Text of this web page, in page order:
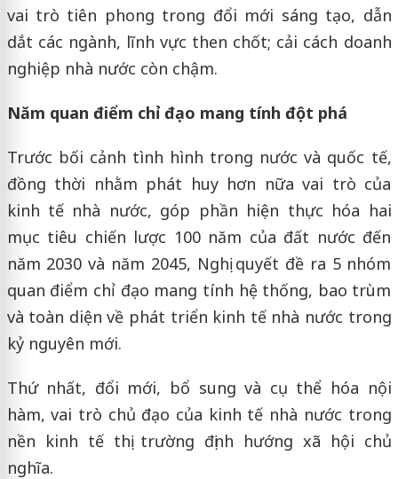
vai trò tiên phong trong đổi mới sáng tạo, dẫn
dắt các ngành, lĩnh vực then chốt; cải cách doanh
nghiệp nhà nước còn chậm.
Năm quan điểm chỉ đạo mang tính đột phá
Trước bối cảnh tình hình trong nước và quốc tế,
đồng thời nhằm phát huy hơn nữa vai trò của
kinh tế nhà nước, góp phần hiện thực hóa hai
mục tiêu chiến lược 100 năm của đất nước đến
năm 2030 và năm 2045, Nghị quyết đề ra 5 nhóm
quan điểm chỉ đạo mang tính hệ thống, bao trùm
và toàn diện về phát triển kinh tế nhà nước trong
kỷ nguyên mới.
Thứ nhất, đổi mới, bổ sung và cụ thể hóa nội
hàm, vai trò chủ đạo của kinh tế nhà nước trong
nền kinh tế thị trường định hướng xã hội chủ
nghĩa.